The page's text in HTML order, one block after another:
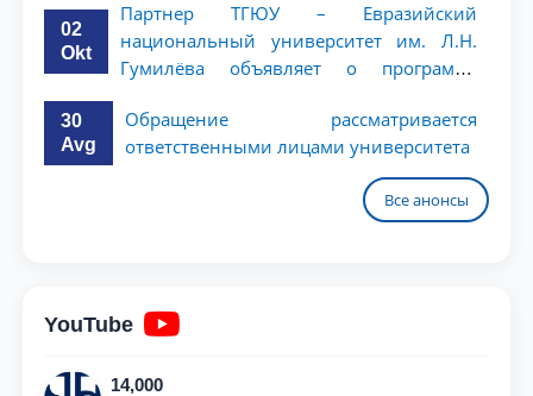
02
Okt
Партнер ТГЮУ – Евразийский
национальный университет им. Л.Н.
Гумилёва объявляет о программе
студентов 2–3 курсов
30
Avg
Обращение рассматривается
ответственными лицами университета
Все анонсы
YouTube
14,000